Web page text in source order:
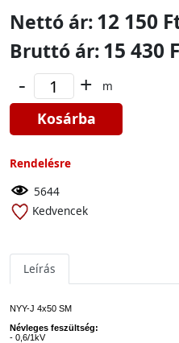
Nettó ár:12 150
Bruttó ár:15 430
- + m
Kosárba
Rendelésre
5644
Kedvencek
Leírás
NYY-J 4x50 SM
Névleges feszültség:
- 0,6/1kV